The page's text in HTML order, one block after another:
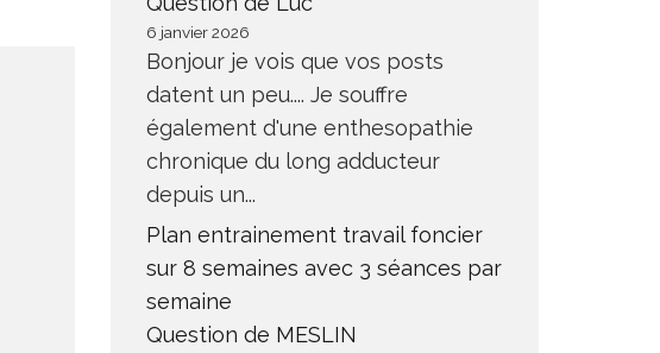
6 janvier 2026
Bonjour je vois que vos posts
datent un peu.... Je souffre
également d'une enthesopathie
chronique du long adducteur
depuis un...
Plan entrainement travail foncier
sur 8 semaines avec 3 séances par
semaine
Question de MESLIN